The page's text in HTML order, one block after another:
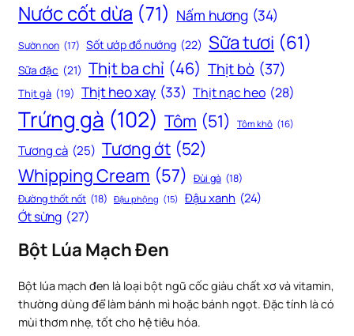
Nước cốt dừa (71) Nấm hương (34)
Sườn non (17) Sốt ướp đồ nướng (22) Sữa tươi (61)
Sữa đặc (21) Thịt ba chỉ (46) Thịt bò (37)
Thịt gà (19) Thịt heo xay (33) Thịt nạc heo (28)
Trứng gà (102) Tôm (51) Tôm khô (16)
Tương cà (25) Tương ớt (52)
Whipping Cream (57) Đùi gà (18)
Đường thốt nốt (18) Đậu phộng (15) Đậu xanh (24)
Ớt sừng (27)
Bột Lúa Mạch Đen
Bột lúa mạch đen là loại bột ngũ cốc giàu chất xơ và vitamin,
thường dùng để làm bánh mì hoặc bánh ngọt. Đặc tính là có
mùi thơm nhẹ, tốt cho hệ tiêu hóa.